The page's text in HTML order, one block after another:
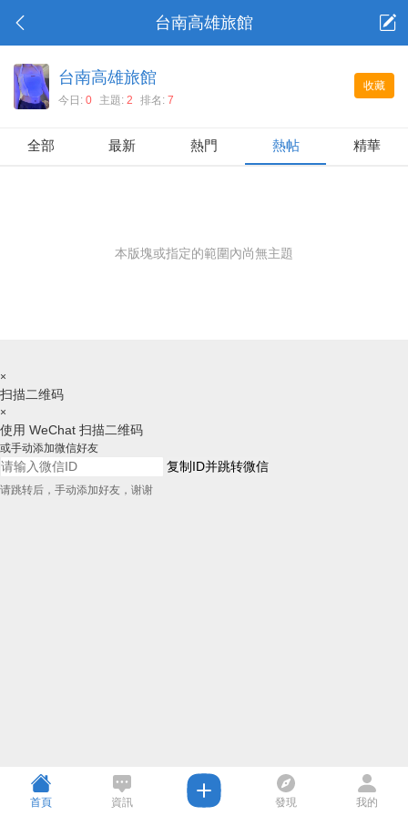
台南高雄旅館
收藏
台南高雄旅館
今日: 0 主題: 2 排名: 7
全部 最新 熱門 熱帖 精華
本版塊或指定的範圍內尚無主題
×
扫描二维码
×
使用 WeChat 扫描二维码
或手动添加微信好友
复制ID并跳转微信
请跳转后，手动添加好友，谢谢
首頁 資訊 發現 我的